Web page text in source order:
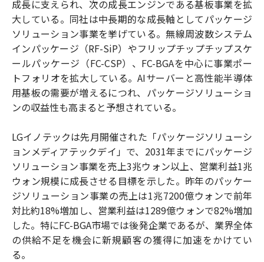
成長に支えられ、次の成長エンジンである基板事業を拡
大している。同社は中長期的な成長軸としてパッケージ
ソリューション事業を挙げている。無線周波数システム
インパッケージ（RF-SiP）やフリップチップチップスケ
ールパッケージ（FC-CSP）、FC-BGAを中心に事業ポー
トフォリオを拡大している。AIサーバーと高性能半導体
用基板の需要が増えるにつれ、パッケージソリューショ
ンの収益性も高まると予想されている。
LGイノテックは先月開催された「パッケージソリューシ
ョンメディアテックデイ」で、2031年までにパッケージ
ソリューション事業を売上3兆ウォン以上、営業利益1兆
ウォン規模に成長させる目標を示した。昨年のパッケー
ジソリューション事業の売上は1兆7200億ウォンで前年
対比約18%増加し、営業利益は1289億ウォンで82%増加
した。特にFC-BGA市場では後発企業であるが、業界全体
の供給不足を機会に新規顧客の獲得に加速をかけてい
る。